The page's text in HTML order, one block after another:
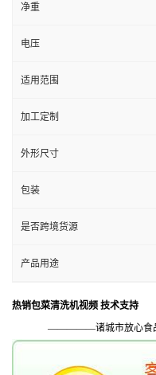
净重
电压
适用范围
加工定制
外形尺寸
包装
是否跨境货源
产品用途
热销包菜清洗机视频 技术支持
—————诸城市放心食品